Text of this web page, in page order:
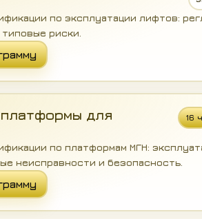
по эксплуатации лифтов:
риски.
для
16 ч
по платформам МГН:
неисправности и безопасность.